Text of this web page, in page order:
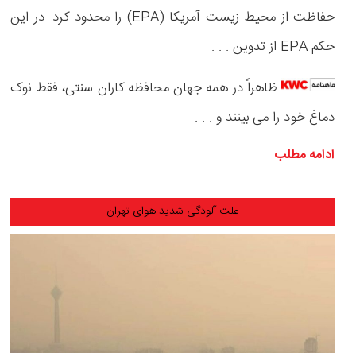
حفاظت از محیط زیست آمریکا (EPA) را محدود کرد. در این
حکم EPA از تدوین . . .
ظاهراً در همه جهان محافظه کاران سنتی، فقط نوک
دماغ خود را می بینند و . . .
ادامه مطلب
علت آلودگی شدید هوای تهران